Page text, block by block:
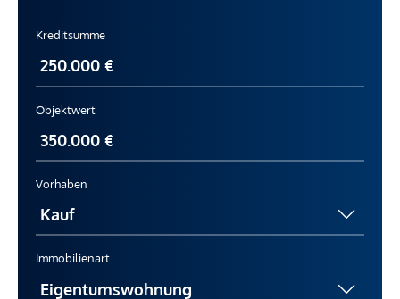
Kreditsumme
Objektwert
Vorhaben
Immobilienart